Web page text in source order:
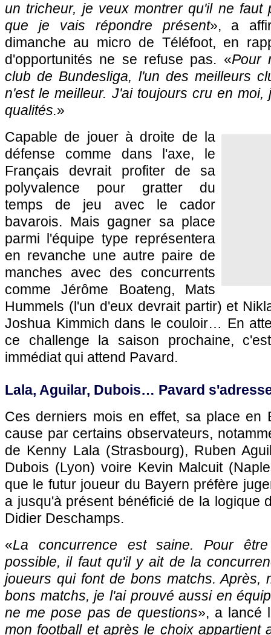
un tricheur, je veux montrer qu'il ne faut
que je vais répondre présent», a
dimanche au micro de Téléfoot, en
d'opportunités ne se refuse pas. «Pour
club de Bundesliga, l'un des meilleurs
n'est le meilleur. J'ai toujours cru en moi,
qualités.»
Capable de jouer à droite de la
défense comme dans l'axe, le
Français devrait profiter de sa
polyvalence pour gratter du
temps de jeu avec le cador
bavarois. Mais gagner sa place
parmi l'équipe type représentera
en revanche une autre paire de
manches avec des concurrents
comme Jérôme Boateng, Mats
Hummels (l'un d'eux devrait partir) et
Joshua Kimmich dans le couloir… En
ce challenge la saison prochaine,
immédiat qui attend Pavard.
Lala, Aguilar, Dubois… Pavard
Ces derniers mois en effet, sa place en
cause par certains observateurs,
de Kenny Lala (Strasbourg), Ruben
Dubois (Lyon) voire Kevin Malcuit
que le futur joueur du Bayern préfère
a jusqu'à présent bénéficié de la logique
Didier Deschamps.
«La concurrence est saine. Pour
possible, il faut qu'il y ait de la
joueurs qui font de bons matchs. Après,
bons matchs, je l'ai prouvé aussi en
ne me pose pas de questions», a lancé
mon football et après le choix appartient